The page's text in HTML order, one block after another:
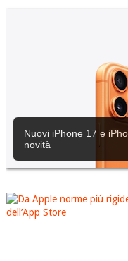
Apple rilascia iOS 18.6.2